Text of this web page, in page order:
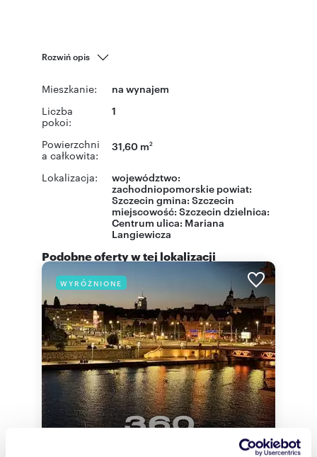
Rozwiń opis
Mieszkanie: na wynajem
Liczba
pokoi:
1
Powierzchni
a całkowita:
31,60 m2
Lokalizacja:
województwo:
zachodniopomorskie powiat:
Szczecin gmina: Szczecin
miejscowość: Szczecin dzielnica:
Centrum ulica: Mariana
Langiewicza
Podobne oferty w tej lokalizacji
WYRÓŻNIONE